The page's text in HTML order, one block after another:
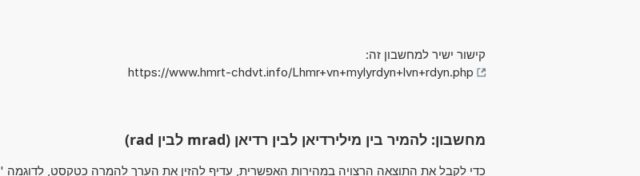
קישור ישיר למחשבון זה:
https://www.hmrt-chdvt.info/Lhmr+vn+mylyrdyn+lvn+rdyn.php
מחשבון: להמיר בין מילירדיאן לבין רדיאן (mrad לבין rad)
כדי לקבל את התוצאה הרצויה במהירות האפשרית, עדיף להזין את הערך להמרה כטקסט, לדוגמה '70